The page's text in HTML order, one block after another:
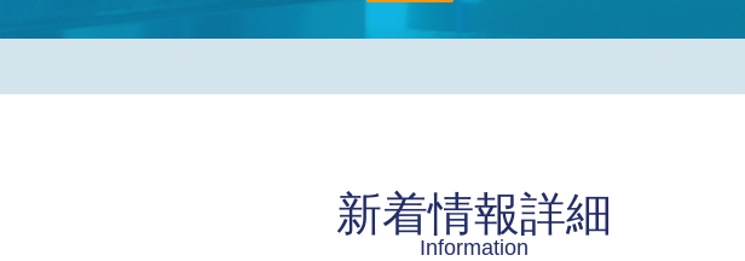
新着情報詳細
Information